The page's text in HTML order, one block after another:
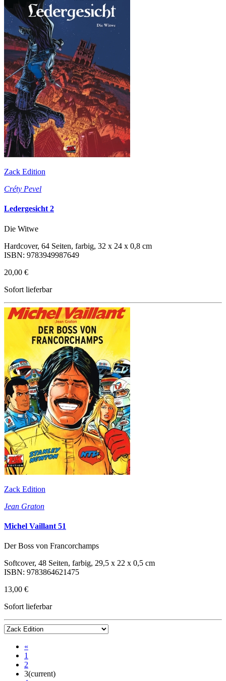
Zack Edition
Créty Pevel
Ledergesicht 2
Die Witwe
Hardcover, 64 Seiten, farbig, 32 x 24 x 0,8 cm
ISBN: 9783949987649
20,00 €
Sofort lieferbar
Zack Edition
Jean Graton
Michel Vaillant 51
Der Boss von Francorchamps
Softcover, 48 Seiten, farbig, 29,5 x 22 x 0,5 cm
ISBN: 9783864621475
13,00 €
Sofort lieferbar
«
1
2
3(current)